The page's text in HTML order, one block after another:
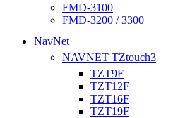
FMD-3100
FMD-3200 / 3300
NavNet
NAVNET TZtouch3
TZT9F
TZT12F
TZT16F
TZT19F